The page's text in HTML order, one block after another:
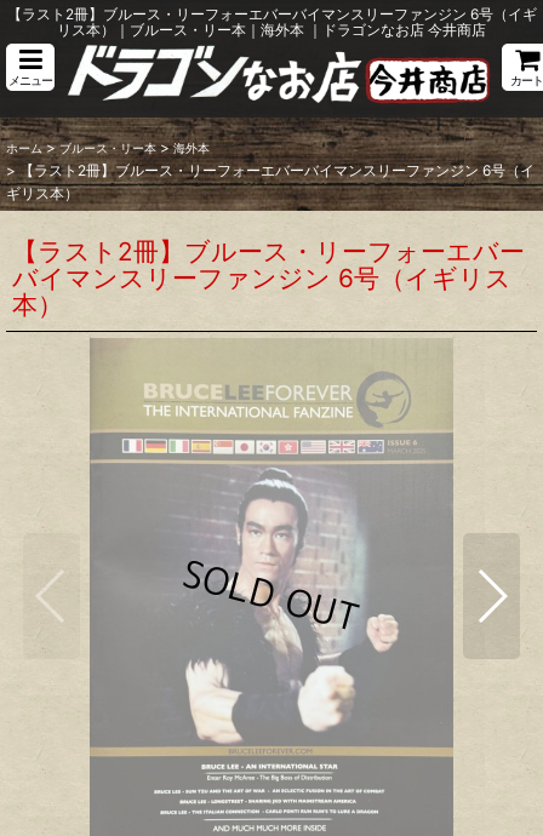
【ラスト2冊】ブルース・リーフォーエバーバイマンスリーファンジン 6号（イギ
リス本）｜ブルース・リー本｜海外本 ｜ドラゴンなお店 今井商店
メニュー カート
ホーム > ブルース・リー本 > 海外本
> 【ラスト2冊】ブルース・リーフォーエバーバイマンスリーファンジン 6号（イ
ギリス本）
【ラスト2冊】ブルース・リーフォーエバー
バイマンスリーファンジン 6号（イギリス
本）